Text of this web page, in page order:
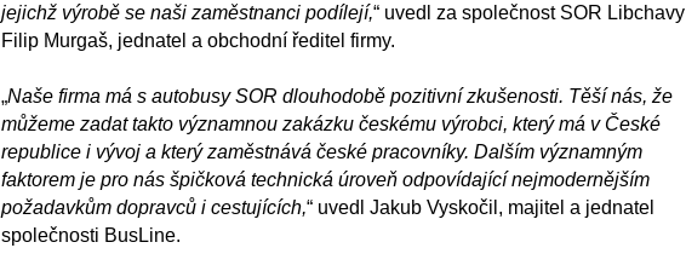
jejichž výrobě se naši zaměstnanci podílejí,“ uvedl za společnost SOR Libchavy
Filip Murgaš, jednatel a obchodní ředitel firmy.
„Naše firma má s autobusy SOR dlouhodobě pozitivní zkušenosti. Těší nás, že
můžeme zadat takto významnou zakázku českému výrobci, který má v České
republice i vývoj a který zaměstnává české pracovníky. Dalším významným
faktorem je pro nás špičková technická úroveň odpovídající nejmodernějším
požadavkům dopravců i cestujících,“ uvedl Jakub Vyskočil, majitel a jednatel
společnosti BusLine.